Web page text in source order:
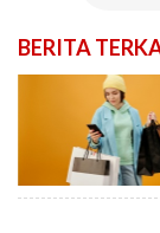
BERITA